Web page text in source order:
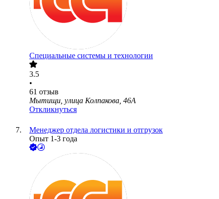
Специальные системы и технологии
3.5
•
61 отзыв
Мытищи, улица Колпакова, 46А
Откликнуться
Менеджер отдела логистики и отгрузок
Опыт 1-3 года